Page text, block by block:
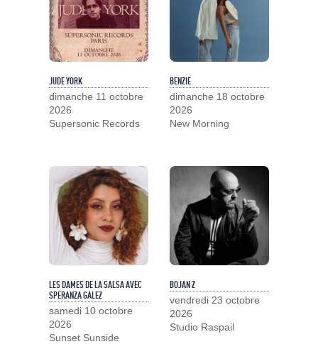
JUDE YORK
dimanche 11 octobre
2026
Supersonic Records
BENZIE
dimanche 18 octobre
2026
New Morning
LES DAMES DE LA SALSA AVEC
SPERANZA GALEZ
samedi 10 octobre
2026
Sunset Sunside
BOJAN Z
vendredi 23 octobre
2026
Studio Raspail